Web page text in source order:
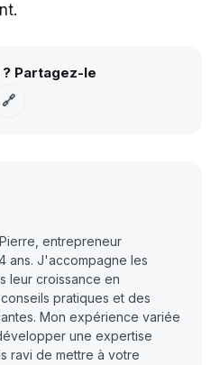
Partagez-le
🔗
entrepreneur
ans. J'accompagne les
leur croissance en
pratiques et des
Mon expérience variée
une expertise
ravi de mettre à votre